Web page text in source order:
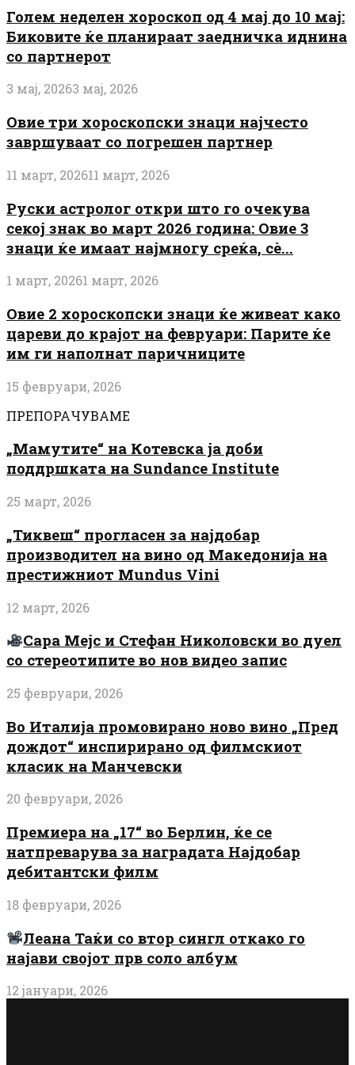
Голем неделен хороскоп од 4 мај до 10 мај:
Биковите ќе планираат заедничка иднина
со партнерот
3 мај, 20263 мај, 2026
Овие три хороскопски знаци најчесто
завршуваат со погрешен партнер
11 март, 202611 март, 2026
Руски астролог откри што го очекува
секој знак во март 2026 година: Овие 3
знаци ќе имаат најмногу среќа, сè...
1 март, 20261 март, 2026
Овие 2 хороскопски знаци ќе живеат како
цареви до крајот на февруари: Парите ќе
им ги наполнат паричниците
15 февруари, 2026
ПРЕПОРАЧУВАМЕ
„Мамутите“ на Котевска ја доби
поддршката на Sundance Institute
25 март, 2026
„Тиквеш“ прогласен за најдобар
производител на вино од Македонија на
престижниот Mundus Vini
12 март, 2026
Сара Мејс и Стефан Николовски во дуел
со стереотипите во нов видео запис
25 февруари, 2026
Во Италија промовирано ново вино „Пред
дождот“ инспирирано од филмскиот
класик на Манчевски
20 февруари, 2026
Премиера на „17“ во Берлин, ќе се
натпреварува за наградата Најдобар
дебитантски филм
18 февруари, 2026
Леана Таќи со втор сингл откако го
најави својот прв соло албум
12 јануари, 2026